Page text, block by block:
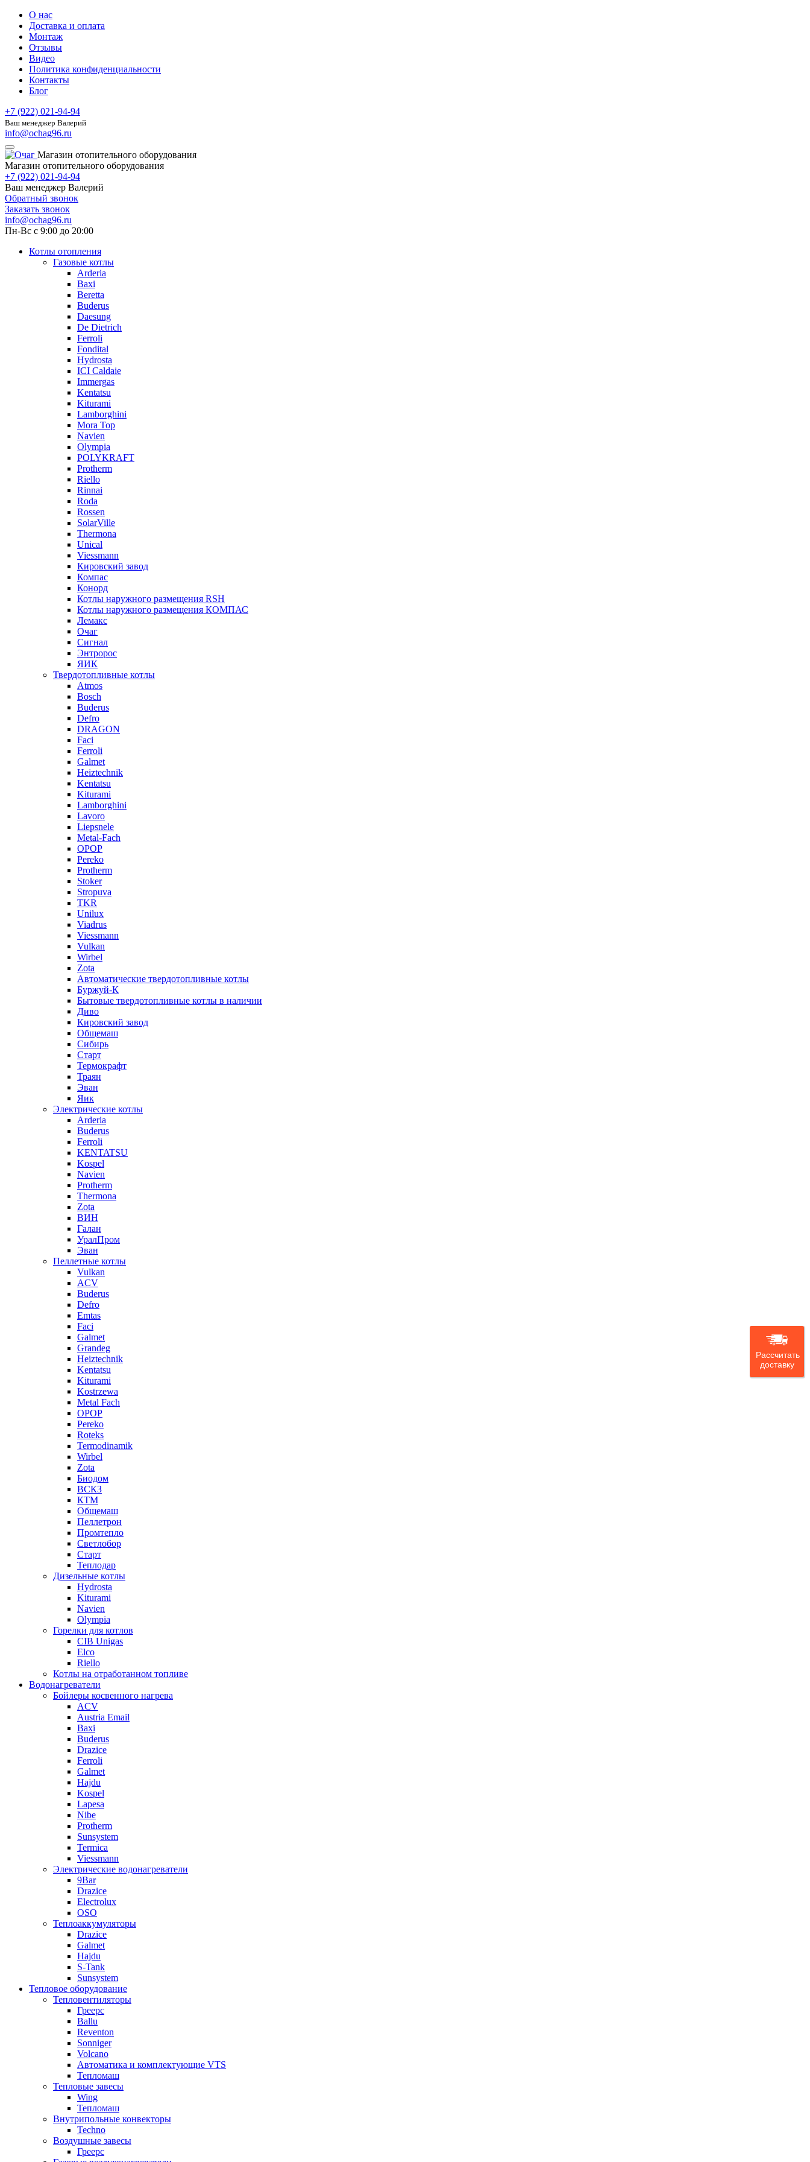
О нас
Доставка и оплата
Монтаж
Отзывы
Видео
Политика конфиденциальности
Контакты
Блог
+7 (922) 021-94-94
Ваш менеджер Валерий
info@ochag96.ru
Магазин отопительного оборудования
Магазин отопительного оборудования
+7 (922) 021-94-94
Ваш менеджер Валерий
Обратный звонок
Заказать звонок
info@ochag96.ru
Пн-Вс с 9:00 до 20:00
Котлы отопления
Газовые котлы
Arderia
Baxi
Beretta
Buderus
Daesung
De Dietrich
Ferroli
Fondital
Hydrosta
ICI Caldaie
Immergas
Kentatsu
Kiturami
Lamborghini
Mora Top
Navien
Olympia
POLYKRAFT
Protherm
Riello
Rinnai
Roda
Rossen
SolarVille
Thermona
Unical
Viessmann
Кировский завод
Компас
Конорд
Котлы наружного размещения RSH
Котлы наружного размещения КОМПАС
Лемакс
Очаг
Сигнал
Энтророс
ЯИК
Твердотопливные котлы
Atmos
Bosch
Buderus
Defro
DRAGON
Faci
Ferroli
Galmet
Heiztechnik
Kentatsu
Kiturami
Lamborghini
Lavoro
Liepsnele
Metal-Fach
OPOP
Pereko
Protherm
Stoker
Stropuva
TKR
Unilux
Viadrus
Viessmann
Vulkan
Wirbel
Zota
Автоматические твердотопливные котлы
Буржуй-К
Бытовые твердотопливные котлы в наличии
Диво
Кировский завод
Общемаш
Сибирь
Старт
Термокрафт
Траян
Эван
Яик
Электрические котлы
Arderia
Buderus
Ferroli
KENTATSU
Kospel
Navien
Protherm
Thermona
Zota
ВИН
Галан
УралПром
Эван
Пеллетные котлы
Vulkan
ACV
Buderus
Defro
Emtas
Faci
Galmet
Grandeg
Heiztechnik
Kentatsu
Kiturami
Kostrzewa
Metal Fach
OPOP
Pereko
Roteks
Termodinamik
Wirbel
Zota
Биодом
ВСКЗ
КТМ
Общемаш
Пеллетрон
Промтепло
Светлобор
Старт
Теплодар
Дизельные котлы
Hydrosta
Kiturami
Navien
Olympia
Горелки для котлов
CIB Unigas
Elco
Riello
Котлы на отработанном топливе
Водонагреватели
Бойлеры косвенного нагрева
ACV
Austria Email
Baxi
Buderus
Drazice
Ferroli
Galmet
Hajdu
Kospel
Lapesa
Nibe
Protherm
Sunsystem
Termica
Viessmann
Электрические водонагреватели
9Bar
Drazice
Electrolux
OSO
Теплоаккумуляторы
Drazice
Galmet
Hajdu
S-Tank
Sunsystem
Тепловое оборудование
Тепловентиляторы
Греерс
Ballu
Reventon
Sonniger
Volcano
Автоматика и комплектующие VTS
Тепломаш
Тепловые завесы
Wing
Тепломаш
Внутрипольные конвекторы
Techno
Воздушные завесы
Греерс
Рассчитать
доставку